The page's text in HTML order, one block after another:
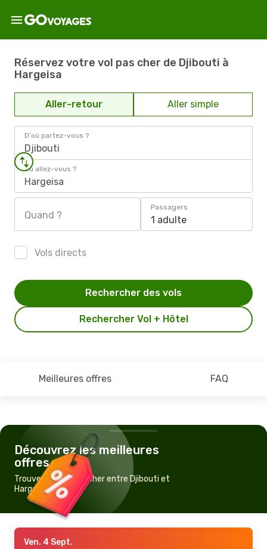
Réservez votre vol pas cher de Djibouti à
Hargeisa
Aller-retour Aller simple
D'où partez-vous ?
Djibouti
Où allez-vous ?
Hargeisa
Quand ?
Passagers
1 adulte
Vols directs
Rechercher Vol + Hôtel
Rechercher des vols
Meilleures offres FAQ
Découvrez les meilleures
offres
Trouvez un vol pas cher entre Djibouti et
Hargeisa
Ven. 4 Sept.